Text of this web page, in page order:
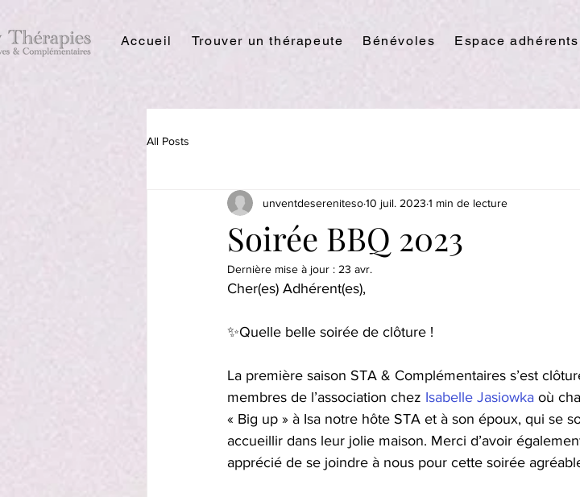
Accueil Trouver un thérapeute Bénévoles Espace adhérents
All Posts
Soirée BBQ 2023
unventdesereniteso10 juil. 2023 1 min de lecture
Dernière mise à jour : 23 avr.
Cher(es) Adhérent(es),
✨Quelle belle soirée de clôture !
La première saison STA & Complémentaires s’est
membres de l’association chez Isabelle Jasiowka où
« Big up » à Isa notre hôte STA et à son époux, qui se
accueillir dans leur jolie maison. Merci d’avoir
apprécié de se joindre à nous pour cette soirée